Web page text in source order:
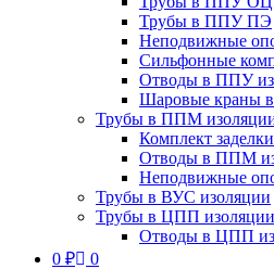
Трубы в ППУ ПЭ
Неподвижные
Сильфонные
Отводы в ППУ
Шаровые краны
Трубы в ППМ
Комплект
Отводы в ППМ
Неподвижные
Трубы в ВУС изоляции
Трубы в ЦПП изоляции
Отводы в ЦПП
0 ₽ 0